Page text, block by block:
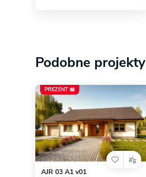
Podobne projekty
PREZENT 📖
AJR 03 A1 v01